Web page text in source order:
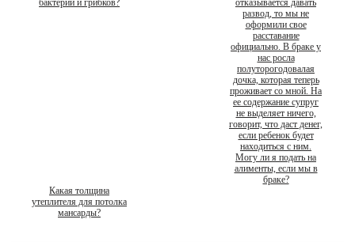
бактерий и грибков?
отказывается давать
развод, то мы не
оформили свое
расставание
официально. В браке у
нас росла
полуторогодовалая
дочка, которая теперь
проживает со мной. На
ее содержание супруг
не выделяет ничего,
говорит, что даст денег,
если ребенок будет
находиться с ним.
Могу ли я подать на
алименты, если мы в
браке?
Какая толщина
утеплителя для потолка
мансарды?